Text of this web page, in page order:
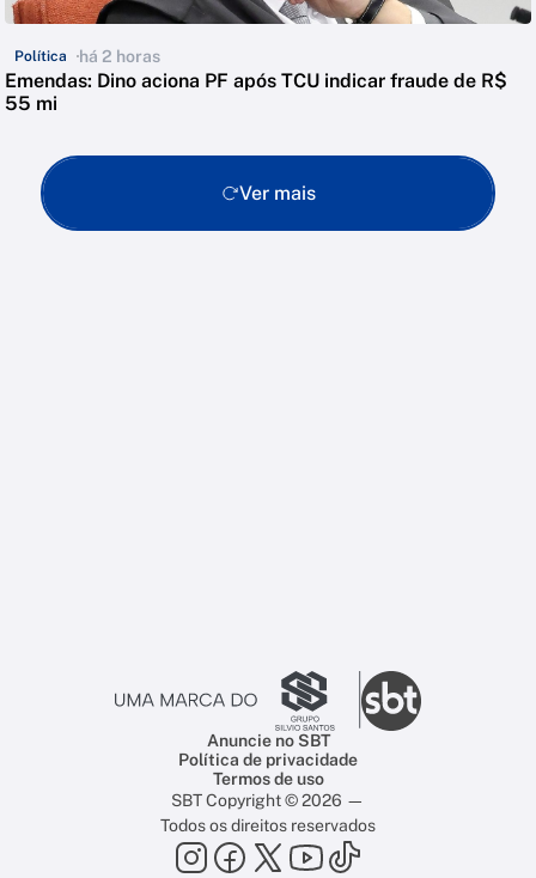
Política há 2 horas
Emendas: Dino aciona PF após TCU indicar fraude de R$
55 mi
Ver mais
Anuncie no SBT
Política de privacidade
Termos de uso
SBT Copyright © 2026 —
Todos os direitos reservados